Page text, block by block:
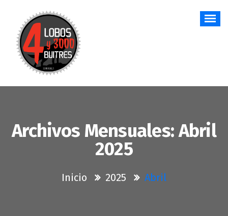
contenido
Archivos Mensuales: Abril
2025
Inicio 2025 Abril